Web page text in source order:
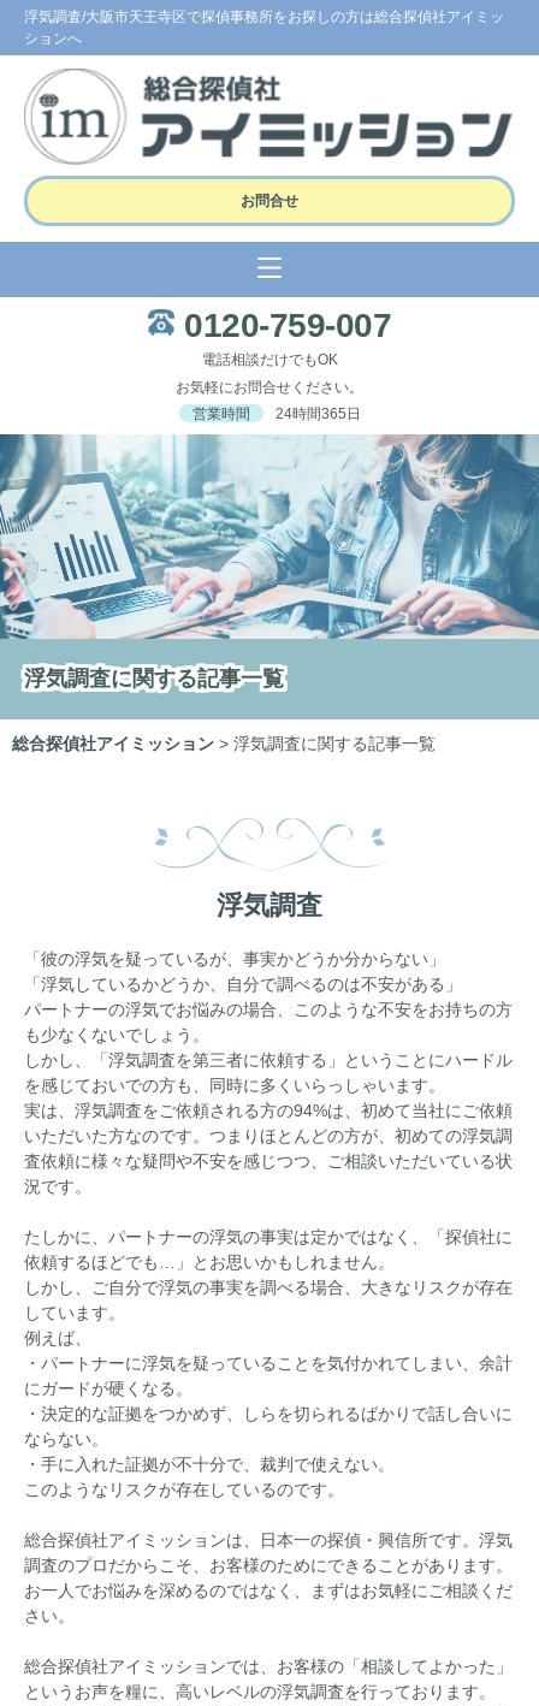
浮気調査/大阪市天王寺区で探偵事務所をお探しの方は総合探偵社アイミッ
ションへ
お問合せ
0120-759-007
電話相談だけでもOK
お気軽にお問合せください。
営業時間
24時間365日
浮気調査に関する記事一覧
総合探偵社アイミッション > 浮気調査に関する記事一覧
浮気調査
「彼の浮気を疑っているが、事実かどうか分からない」
「浮気しているかどうか、自分で調べるのは不安がある」
パートナーの浮気でお悩みの場合、このような不安をお持ちの方
も少なくないでしょう。
しかし、「浮気調査を第三者に依頼する」ということにハードル
を感じておいでの方も、同時に多くいらっしゃいます。
実は、浮気調査をご依頼される方の94%は、初めて当社にご依頼
いただいた方なのです。つまりほとんどの方が、初めての浮気調
査依頼に様々な疑問や不安を感じつつ、ご相談いただいている状
況です。
たしかに、パートナーの浮気の事実は定かではなく、「探偵社に
依頼するほどでも…」とお思いかもしれません。
しかし、ご自分で浮気の事実を調べる場合、大きなリスクが存在
しています。
例えば、
・パートナーに浮気を疑っていることを気付かれてしまい、余計
にガードが硬くなる。
・決定的な証拠をつかめず、しらを切られるばかりで話し合いに
ならない。
・手に入れた証拠が不十分で、裁判で使えない。
このようなリスクが存在しているのです。
総合探偵社アイミッションは、日本一の探偵・興信所です。浮気
調査のプロだからこそ、お客様のためにできることがあります。
お一人でお悩みを深めるのではなく、まずはお気軽にご相談くだ
さい。
総合探偵社アイミッションでは、お客様の「相談してよかった」
というお声を糧に、高いレベルの浮気調査を行っております。